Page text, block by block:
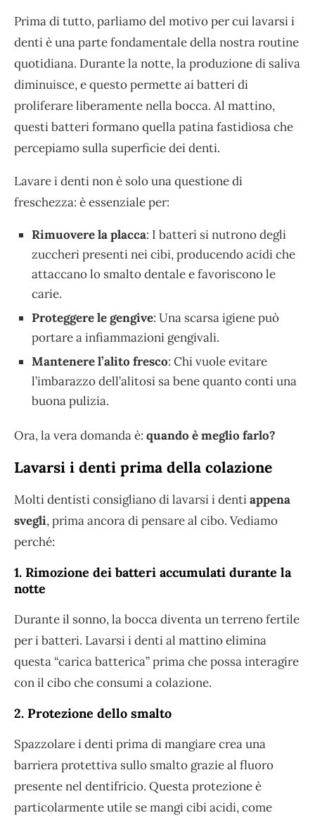
Prima di tutto, parliamo del motivo per cui lavarsi i
denti è una parte fondamentale della nostra routine
quotidiana. Durante la notte, la produzione di saliva
diminuisce, e questo permette ai batteri di
proliferare liberamente nella bocca. Al mattino,
questi batteri formano quella patina fastidiosa che
percepiamo sulla superficie dei denti.
Lavare i denti non è solo una questione di
freschezza: è essenziale per:
Rimuovere la placca: I batteri si nutrono degli
zuccheri presenti nei cibi, producendo acidi che
attaccano lo smalto dentale e favoriscono le
carie.
Proteggere le gengive: Una scarsa igiene può
portare a infiammazioni gengivali.
Mantenere l’alito fresco: Chi vuole evitare
l’imbarazzo dell’alitosi sa bene quanto conti una
buona pulizia.
Ora, la vera domanda è: quando è meglio farlo?
Lavarsi i denti prima della colazione
Molti dentisti consigliano di lavarsi i dentiappena
svegli, prima ancora di pensare al cibo. Vediamo
perché:
1. Rimozione dei batteri accumulati durante la
notte
Durante il sonno, la bocca diventa un terreno fertile
per i batteri. Lavarsi i denti al mattino elimina
questa “carica batterica” prima che possa interagire
con il cibo che consumi a colazione.
2. Protezione dello smalto
Spazzolare i denti prima di mangiare crea una
barriera protettiva sullo smalto grazie al fluoro
presente nel dentifricio. Questa protezione è
particolarmente utile se mangi cibi acidi, come